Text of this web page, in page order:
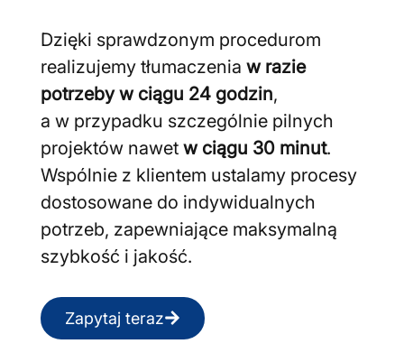
Dzięki sprawdzonym procedurom
realizujemy tłumaczenia w razie
potrzeby w ciągu 24 godzin,
a w przypadku szczególnie pilnych
projektów nawet w ciągu 30 minut.
Wspólnie z klientem ustalamy procesy
dostosowane do indywidualnych
potrzeb, zapewniające maksymalną
szybkość i jakość.
Zapytaj teraz